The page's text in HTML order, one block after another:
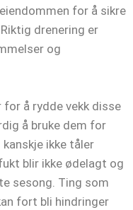
for å sikre
drenering er
og
å rydde vekk disse
å bruke dem for
ikke tåler
blir ikke ødelagt og
sesong. Ting som
fort bli hindringer